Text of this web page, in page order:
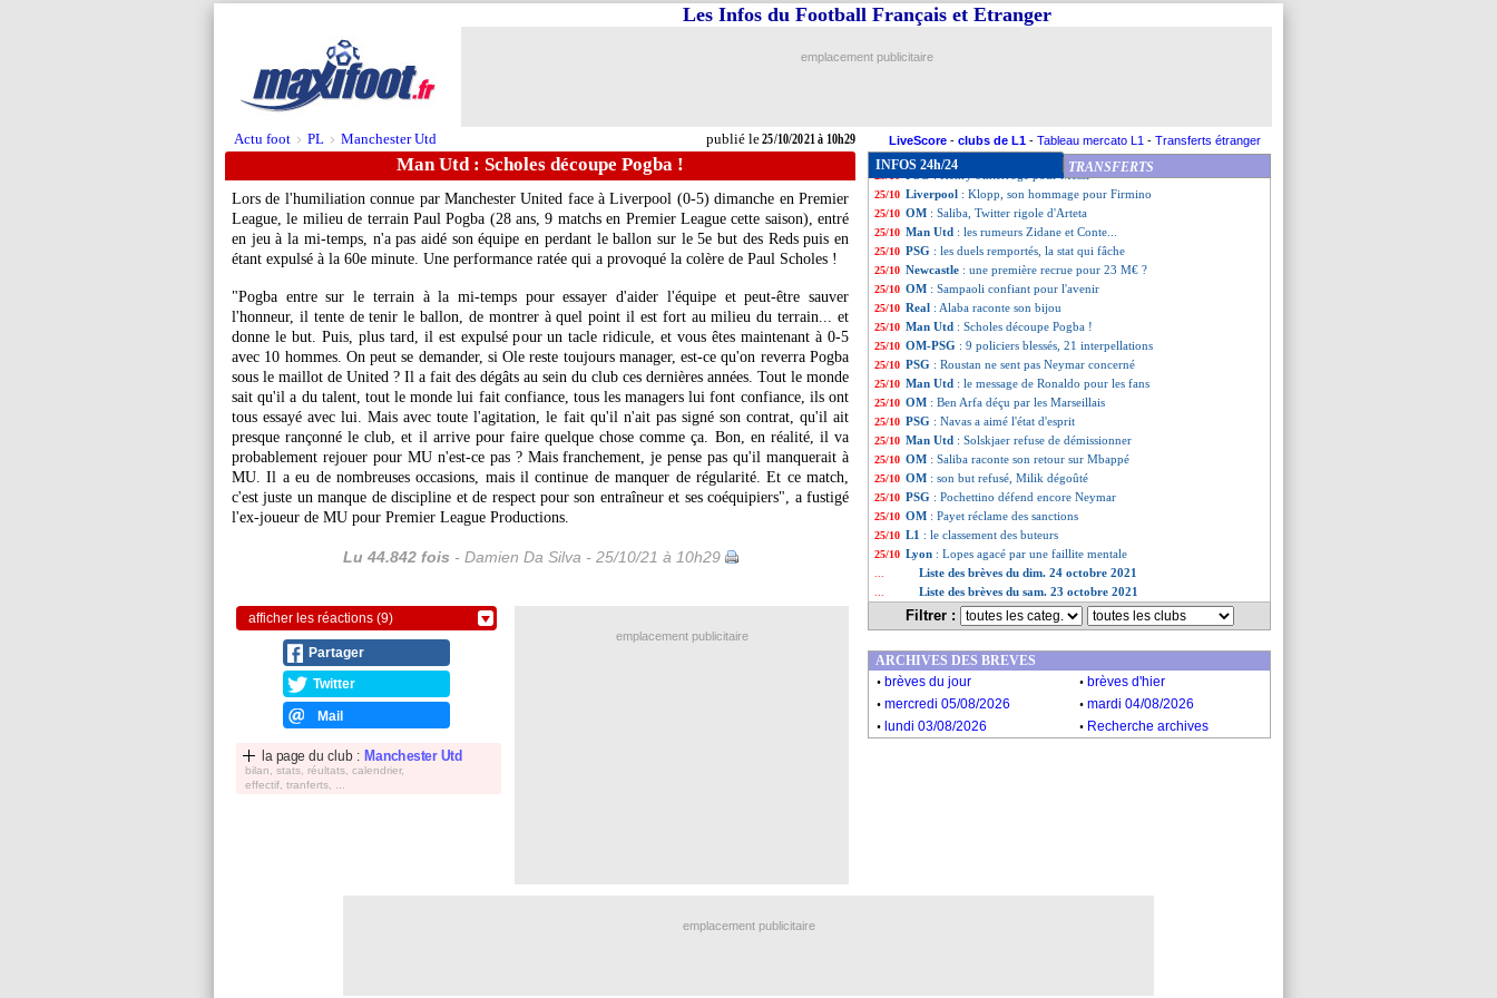
Actu foot > PL > Manchester Utd publié le25/10/2021 à 10h29
Les Infos du Football Français et Etranger
emplacement publicitaire
LiveScore - clubs de L1 - Tableau mercato L1 - Transferts étranger
Man Utd : Scholes découpe Pogba !
Lors de l'humiliation connue par Manchester United face à Liverpool (0-5) dimanche en Premier
League, le milieu de terrain Paul Pogba (28 ans, 9 matchs en Premier League cette saison), entré
en jeu à la mi-temps, n'a pas aidé son équipe en perdant le ballon sur le 5e but des Reds puis en
étant expulsé à la 60e minute. Une performance ratée qui a provoqué la colère de Paul Scholes !
"Pogba entre sur le terrain à la mi-temps pour essayer d'aider l'équipe et peut-être sauver
l'honneur, il tente de tenir le ballon, de montrer à quel point il est fort au milieu du terrain... et
donne le but. Puis, plus tard, il est expulsé pour un tacle ridicule, et vous êtes maintenant à 0-5
avec 10 hommes. On peut se demander, si Ole reste toujours manager, est-ce qu'on reverra Pogba
sous le maillot de United ? Il a fait des dégâts au sein du club ces dernières années. Tout le monde
sait qu'il a du talent, tout le monde lui fait confiance, tous les managers lui font confiance, ils ont
tous essayé avec lui. Mais avec toute l'agitation, le fait qu'il n'ait pas signé son contrat, qu'il ait
presque rançonné le club, et il arrive pour faire quelque chose comme ça. Bon, en réalité, il va
probablement rejouer pour MU n'est-ce pas ? Mais franchement, je pense pas qu'il manquerait à
MU. Il a eu de nombreuses occasions, mais il continue de manquer de régularité. Et ce match,
c'est juste un manque de discipline et de respect pour son entraîneur et ses coéquipiers", a fustigé
l'ex-joueur de MU pour Premier League Productions.
Lu 44.842 fois - Damien Da Silva - 25/10/21 à 10h29
afficher les réactions (9)
Partager
Twitter
Mail
la page du club : Manchester Utd
bilan, stats, réultats, calendrier,
effectif, tranferts, ...
INFOS 24h/24 TRANSFERTS
25/10 Liverpool: Salah, un exploit à Old Trafford
25/10 OM: les fans, Sampaoli n'en revient pas
25/10 Barça
25/10 Barça: Dembélé de retour à l'entraînement
25/10 Juve: l'attaque, Dybala en demande plus
: Henry s'interroge pour Messi
25/10 Liverpool : Klopp, son hommage pour Firmino
25/10 OM : Saliba, Twitter rigole d'Arteta
25/10 Man Utd : les rumeurs Zidane et Conte...
25/10 PSG : les duels remportés, la stat qui fâche
25/10 Newcastle : une première recrue pour 23 M€ ?
25/10 OM : Sampaoli confiant pour l'avenir
25/10 Real : Alaba raconte son bijou
25/10 Man Utd : Scholes découpe Pogba !
25/10 OM-PSG : 9 policiers blessés, 21 interpellations
25/10 PSG : Roustan ne sent pas Neymar concerné
25/10 Man Utd : le message de Ronaldo pour les fans
25/10 OM : Ben Arfa déçu par les Marseillais
25/10 PSG : Navas a aimé l'état d'esprit
25/10 Man Utd : Solskjaer refuse de démissionner
25/10 OM : Saliba raconte son retour sur Mbappé
25/10 OM : son but refusé, Milik dégoûté
25/10 PSG : Pochettino défend encore Neymar
25/10 OM : Payet réclame des sanctions
25/10 L1 : le classement des buteurs
25/10 Lyon : Lopes agacé par une faillite mentale
Liste des brèves du dim. 24 octobre 2021
Liste des brèves du sam. 23 octobre 2021
Filtrer :
emplacement publicitaire
ARCHIVES DES BREVES
. brèves du jour . brèves d'hier
. mercredi 05/08/2026 . mardi 04/08/2026
. lundi 03/08/2026 . Recherche archives
emplacement publicitaire